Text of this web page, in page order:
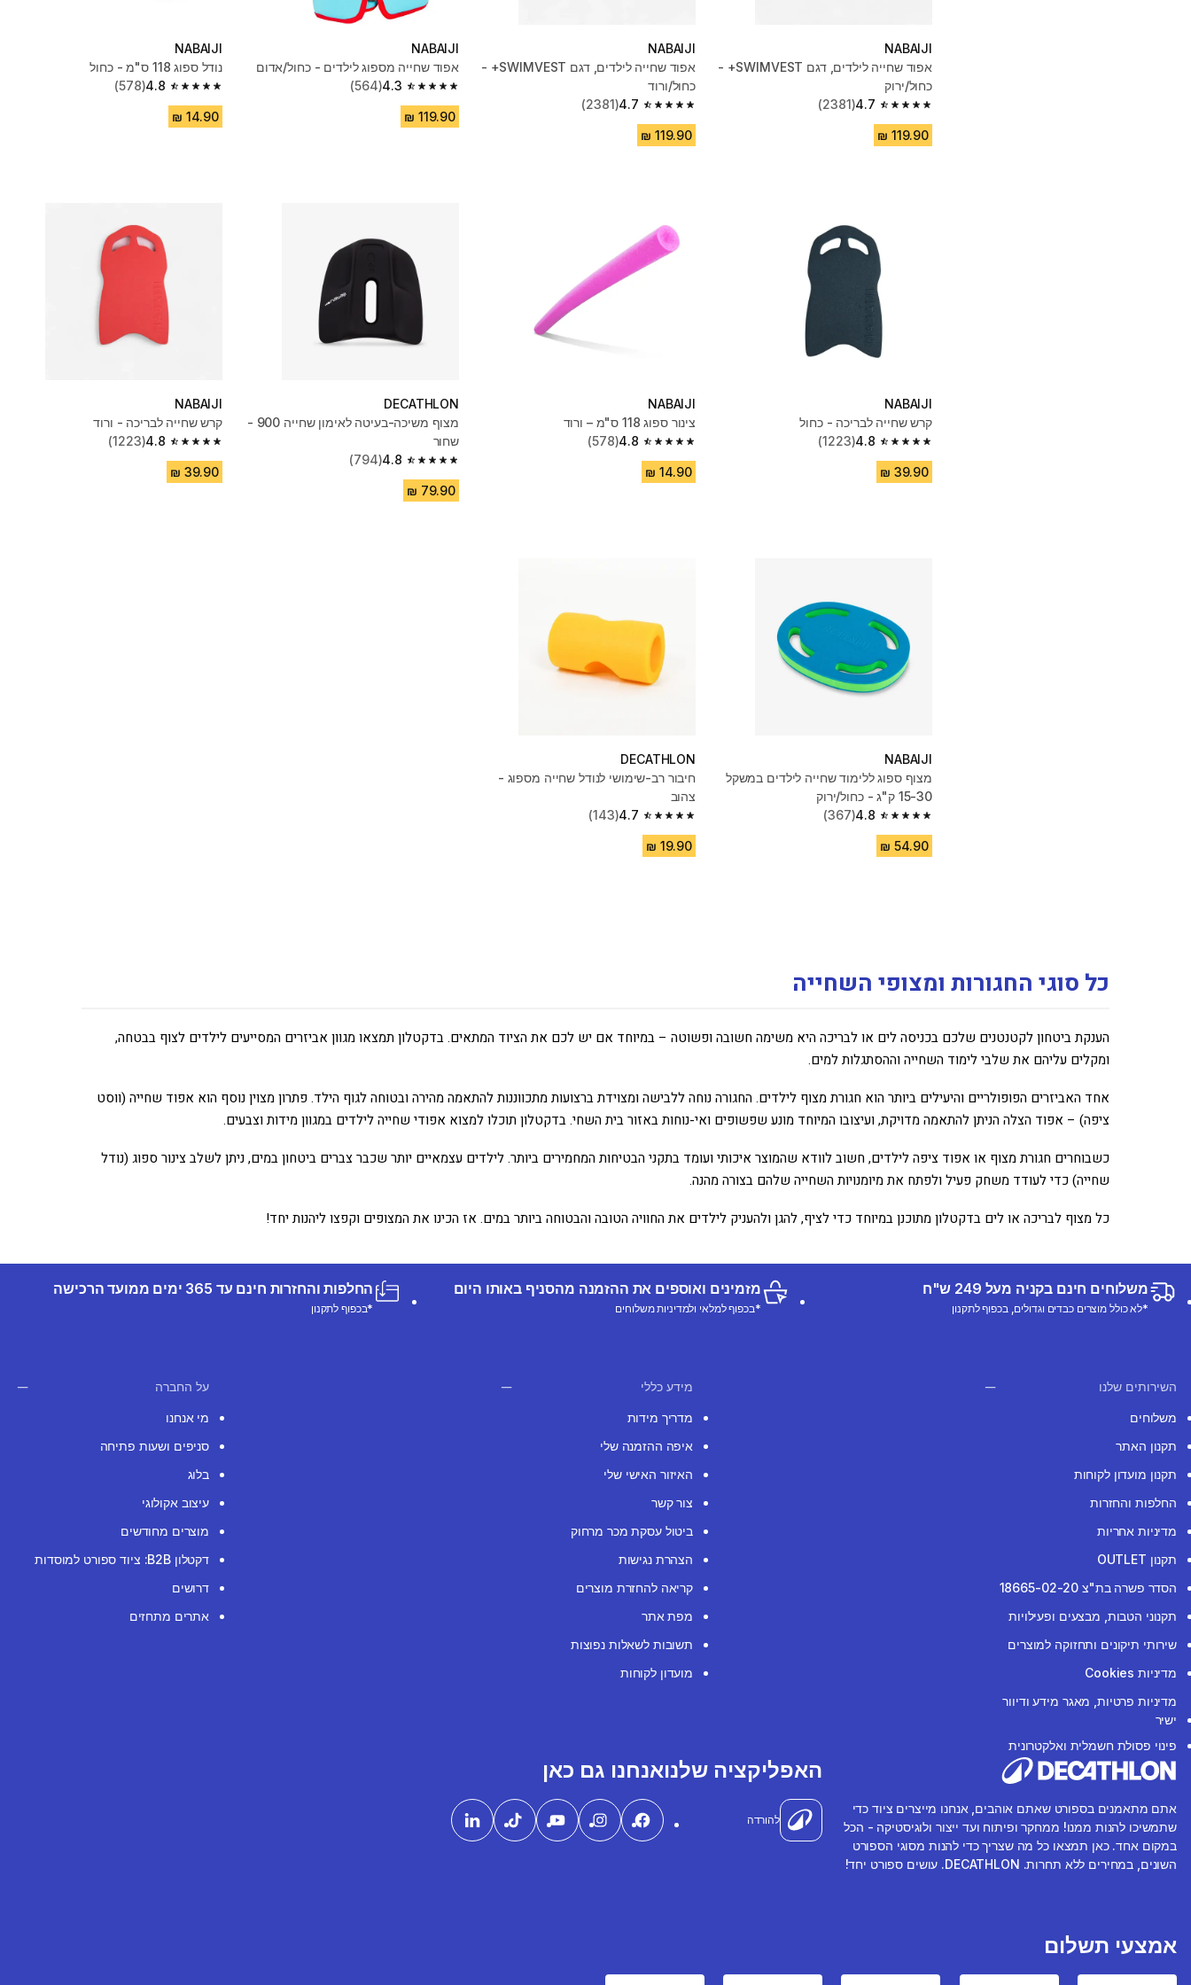
NABAIJI
אפוד שחייה לילדים, דגם SWIMVEST+ -
כחול/ירוק
4.7
4.7 out of 5 stars from 2381 reviews
(2381)
NABAIJI
אפוד שחייה לילדים, דגם SWIMVEST+ -
כחול/ורוד
4.7
4.7 out of 5 stars from 2381 reviews
(2381)
NABAIJI
אפוד שחייה מספוג לילדים - כחול/אדום
4.3
4.3 out of 5 stars from 564 reviews
(564)
NABAIJI
נודל ספוג 118 ס"מ - כחול
4.8
4.8 out of 5 stars from 578 reviews
(578)
NABAIJI
קרש שחייה לבריכה - כחול
4.8
4.8 out of 5 stars from 1223 reviews
(1223)
NABAIJI
צינור ספוג 118 ס"מ – ורוד
4.8
4.8 out of 5 stars from 578 reviews
(578)
DECATHLON
מצוף משיכה-בעיטה לאימון שחייה 900 -
שחור
4.8
4.8 out of 5 stars from 794 reviews
(794)
NABAIJI
קרש שחייה לבריכה - ורוד
4.8
4.8 out of 5 stars from 1223 reviews
(1223)
NABAIJI
מצוף ספוג ללימוד שחייה לילדים במשקל
15-30 ק"ג - כחול/ירוק
4.8
4.8 out of 5 stars from 367 reviews
(367)
DECATHLON
חיבור רב-שימושי לנודל שחייה מספוג -
צהוב
4.7
4.7 out of 5 stars from 143 reviews
(143)
כל סוגי החגורות ומצופי השחייה
הענקת ביטחון לקטנטנים שלכם בכניסה לים או לבריכה היא משימה חשובה ופשוטה – במיוחד אם יש לכם את הציוד המתאים. בדקטלון תמצאו מגוון אביזרים המסייעים לילדים לצוף בבטחה,
ומקלים עליהם את שלבי לימוד השחייה וההסתגלות למים.
אחד האביזרים הפופולריים והיעילים ביותר הוא חגורת מצוף לילדים. החגורה נוחה ללבישה ומצוידת ברצועות מתכווננות להתאמה מהירה ובטוחה לגוף הילד. פתרון מצוין נוסף הוא אפוד שחייה (ווסט
ציפה) – אפוד הצלה הניתן להתאמה מדויקת, ועיצובו המיוחד מונע שפשופים ואי-נוחות באזור בית השחי. בדקטלון תוכלו למצוא אפודי שחייה לילדים במגוון מידות וצבעים.
כשבוחרים חגורת מצוף או אפוד ציפה לילדים, חשוב לוודא שהמוצר איכותי ועומד בתקני הבטיחות המחמירים ביותר. לילדים עצמאיים יותר שכבר צברים ביטחון במים, ניתן לשלב צינור ספוג (נודל
שחייה) כדי לעודד משחק פעיל ולפתח את מיומנויות השחייה שלהם בצורה מהנה.
כל מצוף לבריכה או לים בדקטלון מתוכנן במיוחד כדי לציף, להגן ולהעניק לילדים את החוויה הטובה והבטוחה ביותר במים. אז הכינו את המצופים וקפצו ליהנות יחד!
משלוחים חינם בקניה מעל 249 ש"ח
*לא כולל מוצרים כבדים וגדולים, בכפוף לתקנון
מזמינים ואוספים את ההזמנה מהסניף באותו היום
*בכפוף למלאי ולמדיניות משלוחים
החלפות והחזרות חינם עד 365 ימים ממועד הרכישה
*בכפוף לתקנון
השירותים שלנו
משלוחים
תקנון האתר
תקנון מועדון לקוחות
החלפות והחזרות
מדיניות אחריות
תקנון OUTLET
הסדר פשרה בת"צ 18665-02-20
תקנוני הטבות, מבצעים ופעילויות
שירותי תיקונים ותחזוקה למוצרים
מדיניות Cookies
מדיניות פרטיות, מאגר מידע ודיוור
ישיר
פינוי פסולת חשמלית ואלקטרונית
מידע כללי
מדריך מידות
איפה ההזמנה שלי
האיזור האישי שלי
צור קשר
ביטול עסקת מכר מרחוק
הצהרת נגישות
קריאה להחזרת מוצרים
מפת אתר
תשובות לשאלות נפוצות
מועדון לקוחות
על החברה
מי אנחנו
סניפים ושעות פתיחה
בלוג
עיצוב אקולוגי
מוצרים מחודשים
דקטלון B2B: ציוד ספורט למוסדות
דרושים
אתרים מתחזים
אתם מתאמנים בספורט שאתם אוהבים, אנחנו מייצרים ציוד כדי
שתמשיכו להנות ממנו! ממחקר ופיתוח ועד ייצור ולוגיסטיקה - הכל
במקום אחד. כאן תמצאו כל מה שצריך כדי להנות מסוגי הספורט
השונים, במחירים ללא תחרות. DECATHLON. עושים ספורט יחד!
האפליקציה שלנו
להורדה
אנחנו גם כאן
אמצעי תשלום